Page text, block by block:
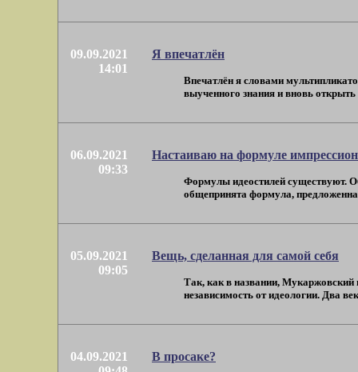
09.09.2021
14:01
Я впечатлён
Впечатлён я словами
выученного знания и вновь
06.09.2021
09:33
Настаиваю на формуле
Формулы идеостилей существуют.
общепринята формула,
05.09.2021
09:05
Вещь, сделанная для самой себя
Так, как в названии, Мукаржовский
независимость от идеологии. Два
04.09.2021
В просаке?